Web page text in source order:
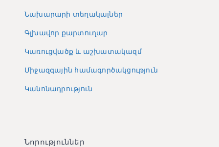
Նախարարի տեղակալներ
Գլխավոր քարտուղար
Կառուցվածք և աշխատակազմ
Միջազգային համագործակցություն
Կանոնադրություն
Նորություններ